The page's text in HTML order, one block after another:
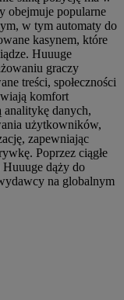
obejmuje popularne
w tym automaty do
kasynem, które
Huuuge
graczy
treści, społeczności
komfort
analitykę danych,
użytkowników,
zapewniając
Poprzez ciągłe
dąży do
na globalnym